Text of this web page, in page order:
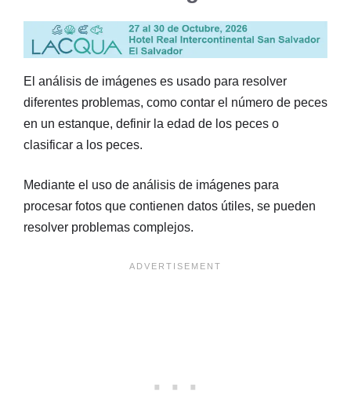
El análisis de imágenes es usado para resolver
diferentes problemas, como contar el número de peces
en un estanque, definir la edad de los peces o
clasificar a los peces.
Mediante el uso de análisis de imágenes para
procesar fotos que contienen datos útiles, se pueden
resolver problemas complejos.